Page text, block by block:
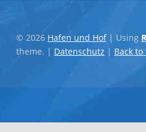
© 2026 Hafen und Hof | Using
theme. | Datenschutz | Back